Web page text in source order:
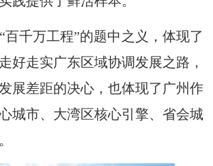
千万工程”的题中之义，体现了
好走实广东区域协调发展之路，
展差距的决心，也体现了广州作
城市、大湾区核心引擎、省会城